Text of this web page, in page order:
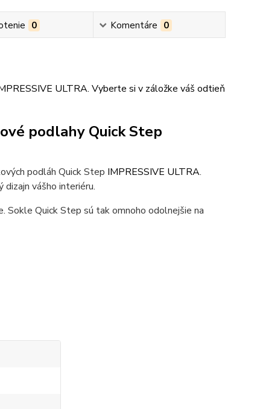
0 Komentáre 0
ULTRA. Vyberte si v záložke váš odtieň
podlahy Quick Step
podláh Quick Step IMPRESSIVE ULTRA.
vášho interiéru.
Sokle Quick Step sú tak omnoho odolnejšie na